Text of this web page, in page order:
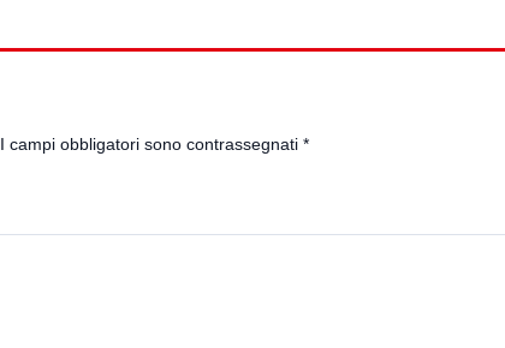
I campi obbligatori sono contrassegnati *